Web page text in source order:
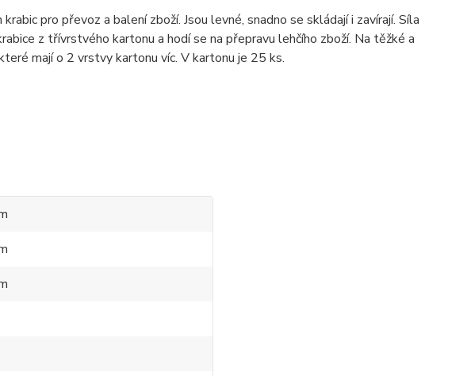
pro převoz a balení zboží. Jsou levné, snadno se skládají i zavírají. Síla
z třívrstvého kartonu a hodí se na přepravu lehčího zboží. Na těžké a
mají o 2 vrstvy kartonu víc. V kartonu je 25 ks.